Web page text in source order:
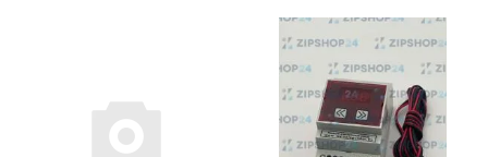
НДС
ID поста блога для
комментариев—942
В корзину
1 шт